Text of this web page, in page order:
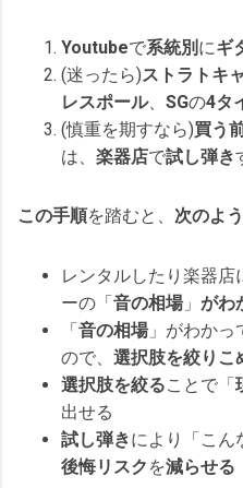
Youtubeで系統別 にギ
(迷ったら)ストラトキ
レスポール、 SGの4タ
(慎重を期すなら)買う
は、 楽器店で試し弾き
この手順を踏むと、 次のよ
レンタルしたり楽器店
ーの「音の相場」 がわ
「音の相場」がわかっ
ので、 選択肢を絞りこ
選択肢を絞ることで「
出せる
試し弾きにより「こん
後悔リスク を減らせる